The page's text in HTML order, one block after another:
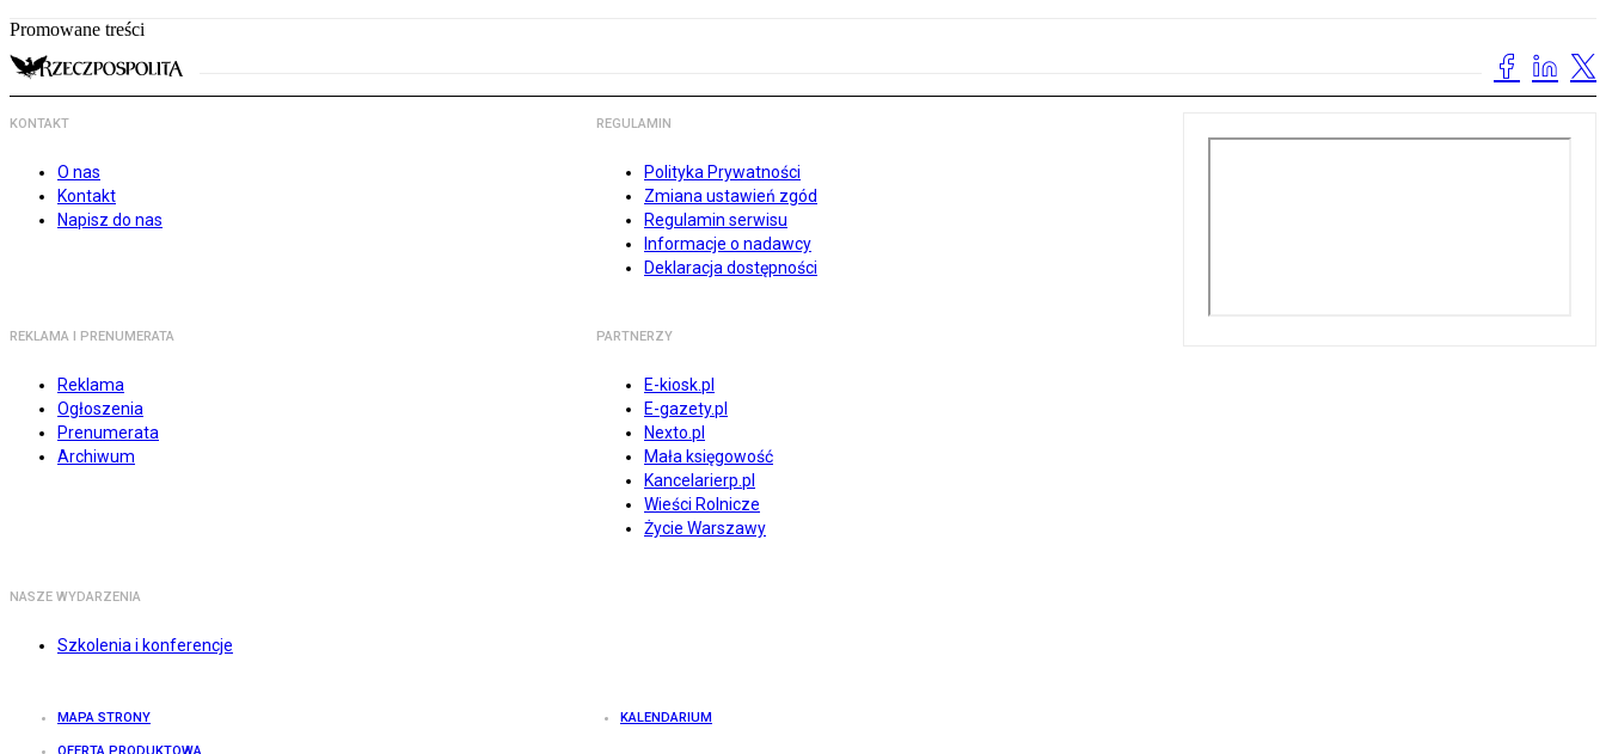
Promowane treści
KONTAKT
O nas
Kontakt
Napisz do nas
REGULAMIN
Polityka Prywatności
Zmiana ustawień zgód
Regulamin serwisu
Informacje o nadawcy
Deklaracja dostępności
REKLAMA I PRENUMERATA
Reklama
Ogłoszenia
Prenumerata
Archiwum
PARTNERZY
E-kiosk.pl
E-gazety.pl
Nexto.pl
Mała księgowość
Kancelarierp.pl
Wieści Rolnicze
Życie Warszawy
NASZE WYDARZENIA
Szkolenia i konferencje
MAPA STRONY KALENDARIUM